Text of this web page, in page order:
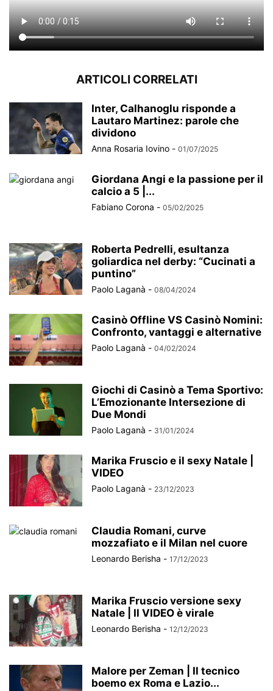
ARTICOLI CORRELATI
Inter, Calhanoglu risponde a
Lautaro Martinez: parole che
dividono
Anna Rosaria Iovino - 01/07/2025
Giordana Angi e la passione per il
calcio a 5 |...
Fabiano Corona - 05/02/2025
Roberta Pedrelli, esultanza
goliardica nel derby: “Cucinati a
puntino”
Paolo Laganà - 08/04/2024
Casinò Offline VS Casinò Nomini:
Confronto, vantaggi e alternative
Paolo Laganà - 04/02/2024
Giochi di Casinò a Tema Sportivo:
L’Emozionante Intersezione di
Due Mondi
Paolo Laganà - 31/01/2024
Marika Fruscio e il sexy Natale |
VIDEO
Paolo Laganà - 23/12/2023
Claudia Romani, curve
mozzafiato e il Milan nel cuore
Leonardo Berisha - 17/12/2023
Marika Fruscio versione sexy
Natale | Il VIDEO è virale
Leonardo Berisha - 12/12/2023
Malore per Zeman | Il tecnico
boemo ex Roma e Lazio...